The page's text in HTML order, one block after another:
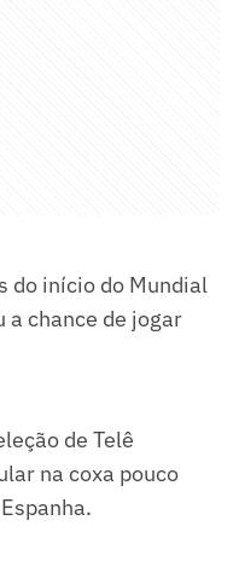
do início do Mundial
a chance de jogar
de Telê
na coxa pouco